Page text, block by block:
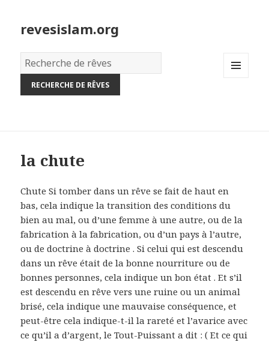
revesislam.org
Dictionnaire
des
rêves:
la chute
Chute Si tomber dans un rêve se fait de haut en
bas, cela indique la transition des conditions du
bien au mal, ou d’une femme à une autre, ou de la
fabrication à la fabrication, ou d’un pays à l’autre,
ou de doctrine à doctrine . Si celui qui est descendu
dans un rêve était de la bonne nourriture ou de
bonnes personnes, cela indique un bon état . Et s’il
est descendu en rêve vers une ruine ou un animal
brisé, cela indique une mauvaise conséquence, et
peut-être cela indique-t-il la rareté et l’avarice avec
ce qu’il a d’argent, le Tout-Puissant a dit : ( Et ce qui